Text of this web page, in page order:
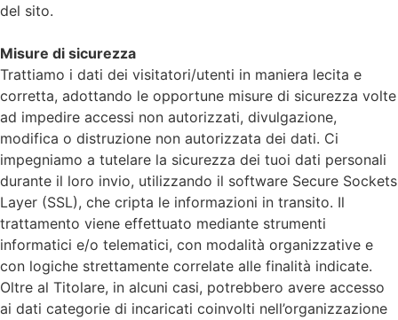
del sito.
Misure di sicurezza
Trattiamo i dati dei visitatori/utenti in maniera lecita e
corretta, adottando le opportune misure di sicurezza volte
ad impedire accessi non autorizzati, divulgazione,
modifica o distruzione non autorizzata dei dati. Ci
impegniamo a tutelare la sicurezza dei tuoi dati personali
durante il loro invio, utilizzando il software Secure Sockets
Layer (SSL), che cripta le informazioni in transito. Il
trattamento viene effettuato mediante strumenti
informatici e/o telematici, con modalità organizzative e
con logiche strettamente correlate alle finalità indicate.
Oltre al Titolare, in alcuni casi, potrebbero avere accesso
ai dati categorie di incaricati coinvolti nell’organizzazione